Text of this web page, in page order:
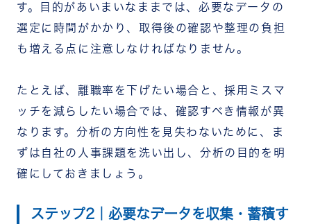
す。
目的があいまいなままでは、必要なデータの
選定に時間がかかり、取得後の確認や整理の負担
も増える点に注意しなければなりません。
たとえば、離職率を下げたい場合と、採用ミスマ
ッチを減らしたい場合では、確認すべき情報が異
なります。 分析の方向性を見失わないために、ま
ずは自社の人事課題を洗い出し、分析の目的を明
確にしておきましょう。
ステップ2｜必要なデータを収集・蓄積す